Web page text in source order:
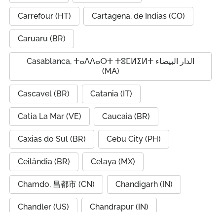
Carrefour (HT) Cartagena, de Indias (CO)
Caruaru (BR)
Casablanca, ⵜⴰⴷⴷⴰⵔⵜ ⵜⵓⵎⵍⵉⵍⵜ الدار البيضاء
(MA)
Cascavel (BR) Catania (IT)
Catia La Mar (VE) Caucaia (BR)
Caxias do Sul (BR) Cebu City (PH)
Ceilândia (BR) Celaya (MX)
Chamdo, 昌都市 (CN) Chandigarh (IN)
Chandler (US) Chandrapur (IN)